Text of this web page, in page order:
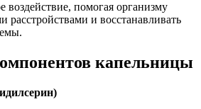
воздействие, помогая организму
расстройствами и восстанавливать
капельницы